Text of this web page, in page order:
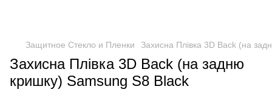
Защитное Стекло и Пленки Захисна Плівка 3D Back (на
Захисна Плівка 3D Back (на задню
кришку) Samsung S8 Black